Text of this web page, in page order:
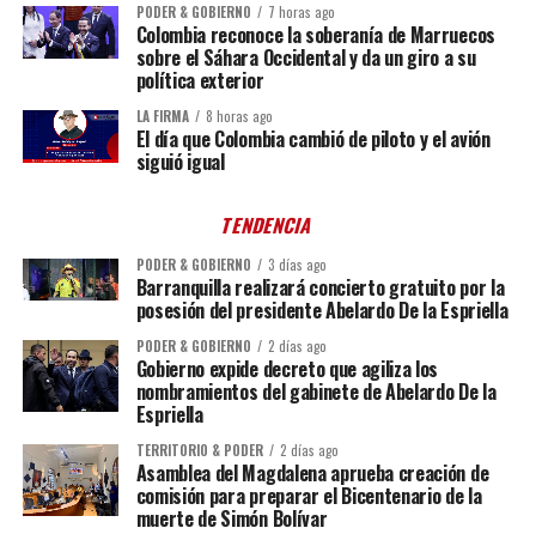
PODER & GOBIERNO 7 horas ago
Colombia reconoce la soberanía de Marruecos
sobre el Sáhara Occidental y da un giro a su
política exterior
LA FIRMA 8 horas ago
El día que Colombia cambió de piloto y el avión
siguió igual
TENDENCIA
PODER & GOBIERNO 3 días ago
Barranquilla realizará concierto gratuito por la
posesión del presidente Abelardo De la Espriella
PODER & GOBIERNO 2 días ago
Gobierno expide decreto que agiliza los
nombramientos del gabinete de Abelardo De la
Espriella
TERRITORIO & PODER 2 días ago
Asamblea del Magdalena aprueba creación de
comisión para preparar el Bicentenario de la
muerte de Simón Bolívar